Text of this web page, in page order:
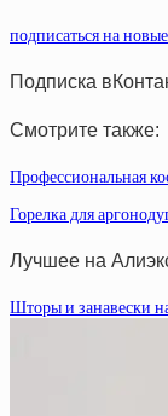
подписаться на новые
Подписка
Смотрите также:
Профессиональная
Горелка для
Лучшее на
Шторы и занавески